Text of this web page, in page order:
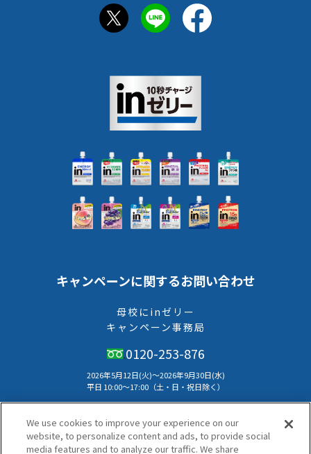
キャンペーンに関するお問い合わせ
母校にinゼリー
キャンペーン事務局
0120-253-876
2026年5月12日(火)～2026年9月30日(水)
平⽇ 10:00〜17:00（⼟・⽇・祝⽇除く）
本キャンペーンのお問い合わせはメールでは受付けておりません。
キャンペーン事務局へお電話にてお問い合わせください。
We use cookies to improve your experience on our
website, to personalize content and ads, to provide social
media features and to analyze our traffic. We share